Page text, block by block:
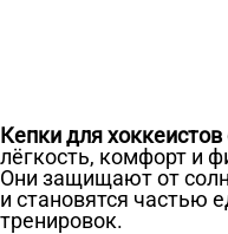
Кепки для
лёгкость, комфорт и
Они защищают от
и становятся частью
тренировок.